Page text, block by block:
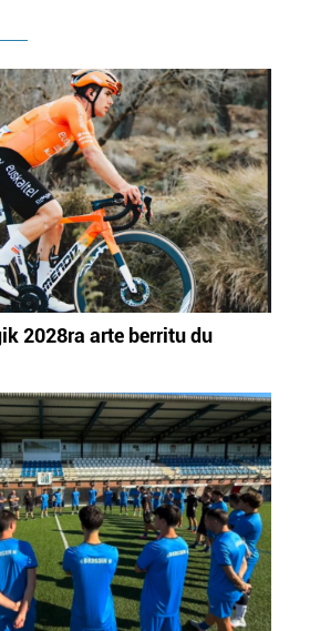
propioak eta hirugarrenen cookie-
asmoz, cookie teknologiaz
hau onartuz gero, teknologia hori
ematen diguzu.Gehiago
2028ra arte berritu du